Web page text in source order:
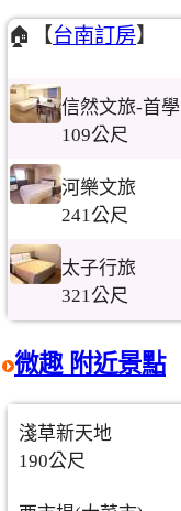
🏠【台南訂房】
信然文旅-首學
109公尺
河樂文旅
241公尺
太子行旅
321公尺
微趣 附近景點
淺草新天地
190公尺